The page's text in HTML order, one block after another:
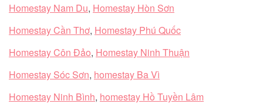
Homestay Nam Du, Homestay Hòn Sơn
Homestay Cần Thơ, Homestay Phú Quốc
Homestay Côn Đảo, Homestay Ninh Thuận
Homestay Sóc Sơn, homestay Ba Vì
Homestay Ninh Bình, homestay Hồ Tuyền Lâm